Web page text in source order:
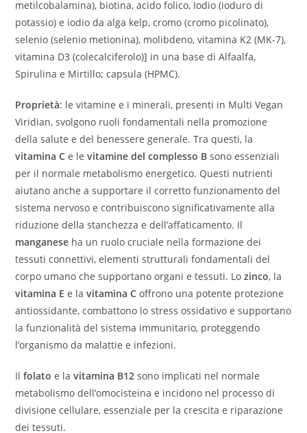
metilcobalamina), biotina, acido folico, Iodio (ioduro di
potassio) e iodio da alga kelp, cromo (cromo picolinato),
selenio (selenio metionina), molibdeno, vitamina K2 (MK-7),
vitamina D3 (colecalciferolo)] in una base di Alfaalfa,
Spirulina e Mirtillo; capsula (HPMC).
Proprietà: le vitamine e i minerali, presenti in Multi Vegan
Viridian, svolgono ruoli fondamentali nella promozione
della salute e del benessere generale. Tra questi, la
vitamina C e levitamine del complesso B sono essenziali
per il normale metabolismo energetico. Questi nutrienti
aiutano anche a supportare il corretto funzionamento del
sistema nervoso e contribuiscono significativamente alla
riduzione della stanchezza e dell’affaticamento. Il
manganese ha un ruolo cruciale nella formazione dei
tessuti connettivi, elementi strutturali fondamentali del
corpo umano che supportano organi e tessuti. Lozinco, la
vitamina E e lavitamina C offrono una potente protezione
antiossidante, combattono lo stress ossidativo e supportano
la funzionalità del sistema immunitario, proteggendo
l’organismo da malattie e infezioni.
Ilfolato e lavitamina B12 sono implicati nel normale
metabolismo dell’omocisteina e incidono nel processo di
divisione cellulare, essenziale per la crescita e riparazione
dei tessuti.